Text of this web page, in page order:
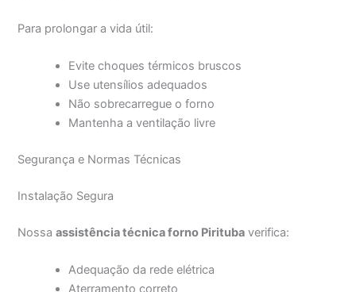
Para prolongar a vida útil:
Evite choques térmicos bruscos
Use utensílios adequados
Não sobrecarregue o forno
Mantenha a ventilação livre
Segurança e Normas Técnicas
Instalação Segura
Nossaassistência técnica forno Pirituba verifica:
Adequação da rede elétrica
Aterramento correto